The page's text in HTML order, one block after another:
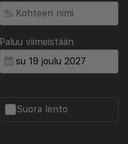
Paluu viimeistään
Suora lento